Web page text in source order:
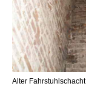
Alter Fahrstuhlschacht